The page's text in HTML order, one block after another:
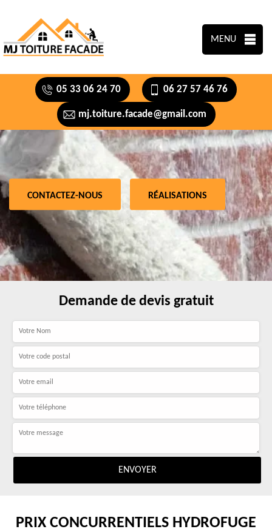
MENU
05 33 06 24 70 06 27 57 46 76
mj.toiture.facade@gmail.com
CONTACTEZ-NOUS RÉALISATIONS
Demande de devis gratuit
PRIX CONCURRENTIELS HYDROFUGE